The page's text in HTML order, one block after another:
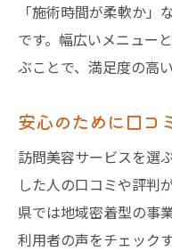
「施術時間が柔軟か」
です。幅広いメニュー
ぶことで、満足度の高
安心のために口コ
訪問美容サービスを選
した人の口コミや評判
県では地域密着型の事
利用者の声をチェック